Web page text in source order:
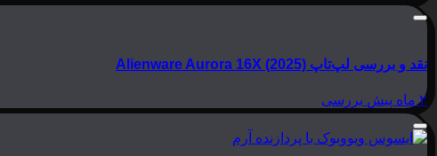
نقد و بررسی لپ‌تاپ Alienware Aurora 16X (2025)
۲ ماه پیش بررسی